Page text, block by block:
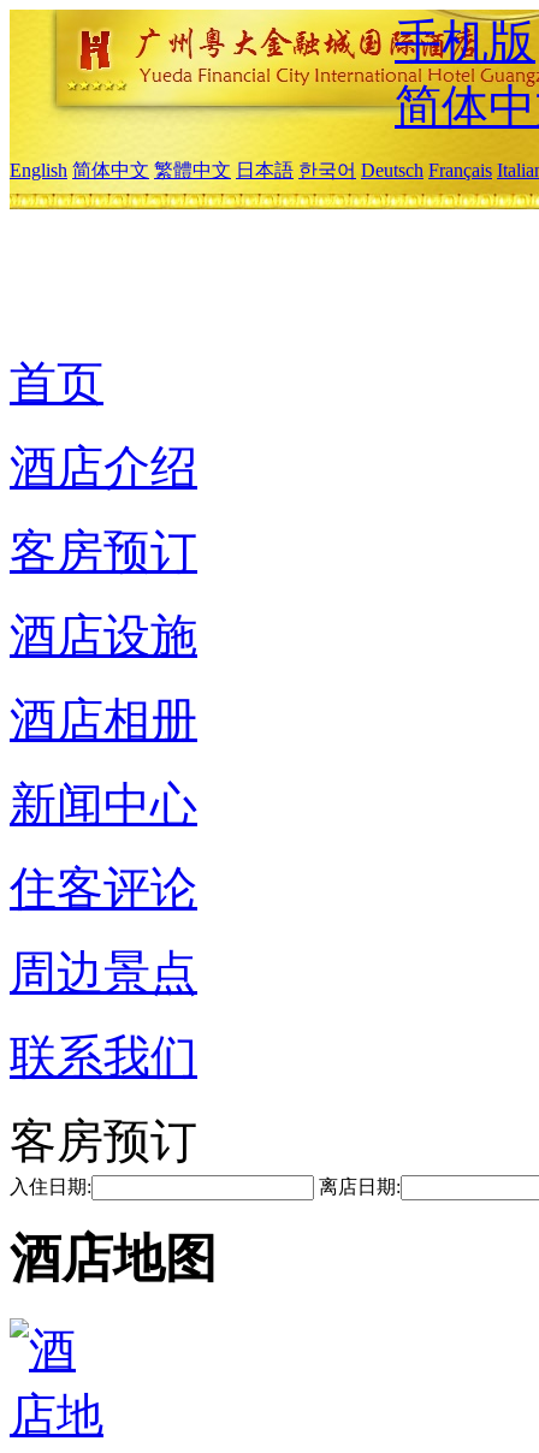
手机版
简体
English 简体中文 繁體中文 日本語 한국어 Deutsch Français
首页
酒店介绍
客房预订
酒店设施
酒店相册
新闻中心
住客评论
周边景点
联系我们
客房预订
入住日期: 离店日期:
酒店地图